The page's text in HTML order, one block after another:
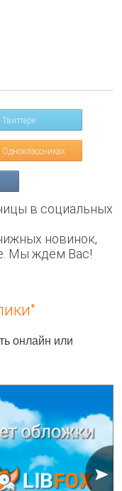
Твиттере
Одноклассниках
в социальных
новинок,
Мы ждём Вас!
онлайн или